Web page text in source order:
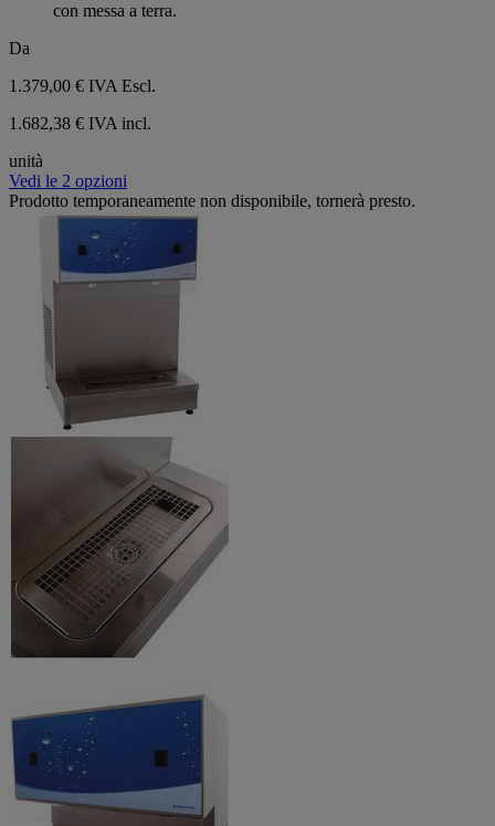
con messa a terra.
Da
1.379,00 € IVA Escl.
1.682,38 € IVA incl.
unità
Vedi le 2 opzioni
Prodotto temporaneamente non disponibile, tornerà presto.